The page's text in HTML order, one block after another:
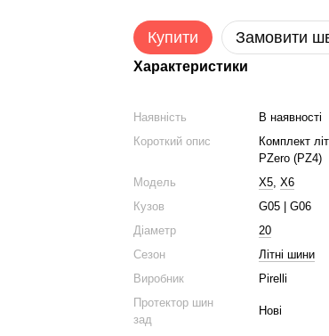
Купити Замовити
Характеристики
Наявність
В наявності
Короткий опис
Комплект
PZero (PZ4)
Модель
X5,X6
Кузов
G05 | G06
Діаметр
20
Сезон
Літні шини
Виробник
Pirelli
Протектор шин
зад
Нові